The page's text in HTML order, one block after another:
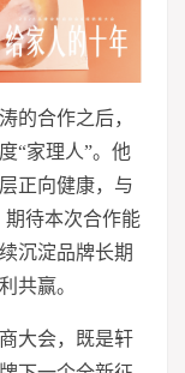
的合作之后，
“家理人”。他
正向健康，与
期待本次合作能
沉淀品牌长期
共赢。
大会，既是轩